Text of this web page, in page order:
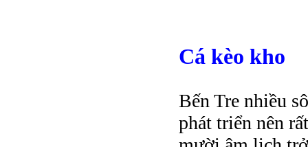
Cá kèo kho
Bến Tre nhiều
phát triển nên